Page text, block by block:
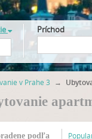
Príchod
v Prahe 3 →
podľa